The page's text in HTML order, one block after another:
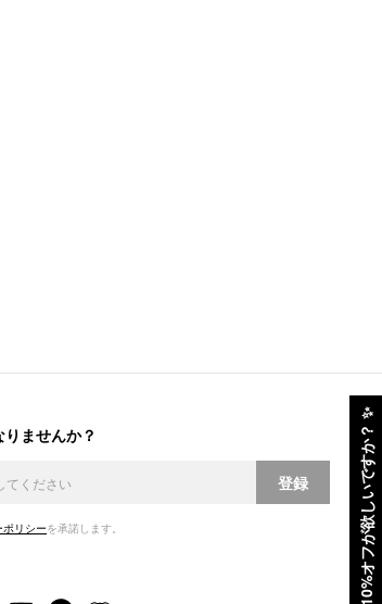
10%オフが欲しいですか？
✨
ませんか？
登録
ポリシーを承諾します。